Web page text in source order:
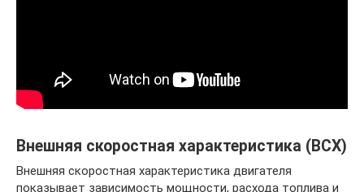
Внешняя скоростная характеристика (ВСХ)
Внешняя скоростная характеристика двигателя
показывает зависимость мощности, расхода топлива и